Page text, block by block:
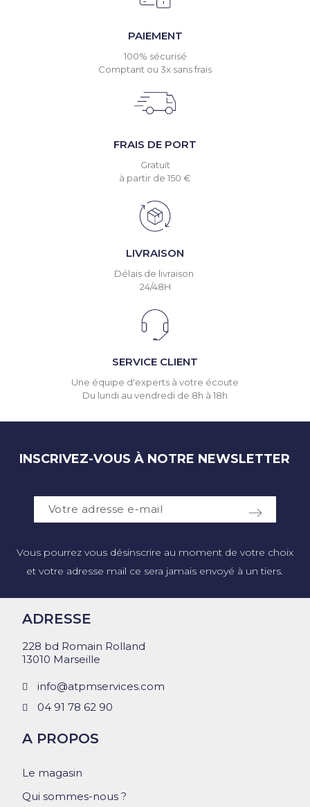
PAIEMENT
100% sécurisé
Comptant ou 3x sans frais
FRAIS DE PORT
Gratuit
à partir de 150 €
LIVRAISON
Délais de livraison
24/48H
SERVICE CLIENT
Une équipe d'experts à votre écoute
Du lundi au vendredi de 8h à 18h
INSCRIVEZ-VOUS À NOTRE NEWSLETTER
Vous pourrez vous désinscrire au moment de votre choix
et votre adresse mail ce sera jamais envoyé à un tiers.
ADRESSE
228 bd Romain Rolland
13010 Marseille
info@atpmservices.com
04 91 78 62 90
A PROPOS
Le magasin
Qui sommes-nous ?